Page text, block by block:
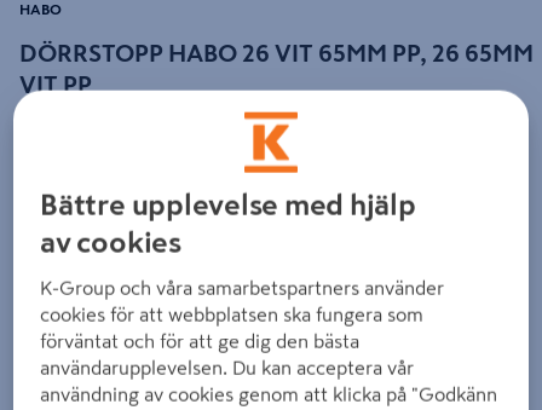
DÖRRSTOPP HABO 26 VIT 65MM PP, 26 65MM
VIT PP
HABO
Detaljerad beskrivning finns i produktbeskrivningsområdet
Föregående
Bättre upplevelse med hjälp
av cookies
K-Group och våra samarbetspartners använder
cookies för att webbplatsen ska fungera som
förväntat och för att ge dig den bästa
användarupplevelsen. Du kan acceptera vår
användning av cookies genom att klicka på "Godkänn